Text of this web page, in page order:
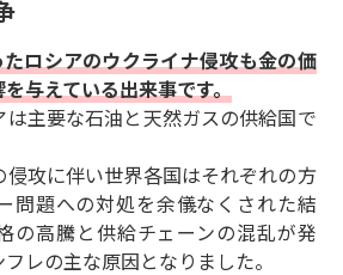
ロシアのウクライナ侵攻も金の価
与えている出来事です。
主要な石油と天然ガスの供給国で
侵攻に伴い世界各国はそれぞれの方
問題への対処を余儀なくされた結
の高騰と供給チェーンの混乱が発
レの主な原因となりました。